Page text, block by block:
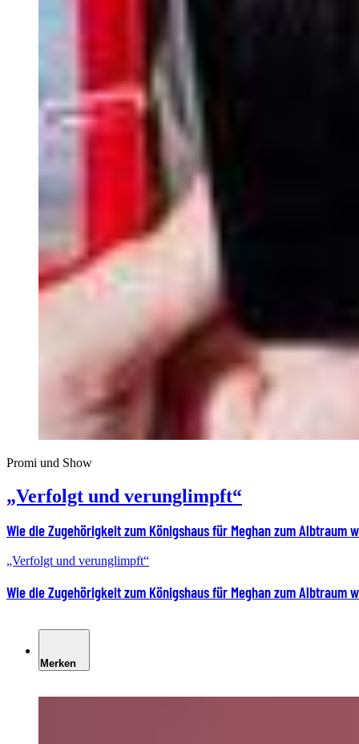
Promi und Show
„Verfolgt und verunglimpft“
Wie die Zugehörigkeit zum Königshaus für Meghan zum Albtraum
„Verfolgt und verunglimpft“
Wie die Zugehörigkeit zum Königshaus für Meghan zum Albtraum
Merken